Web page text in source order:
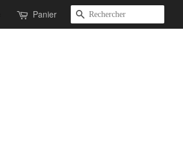
Panier Recherche